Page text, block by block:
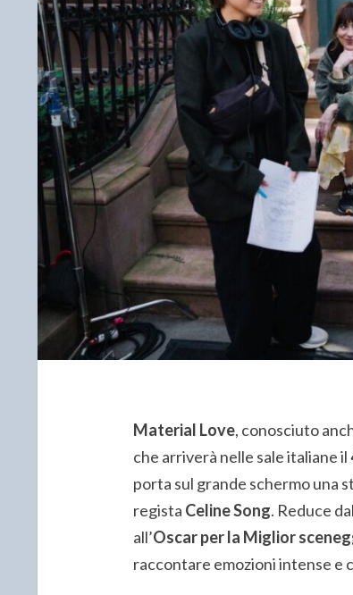
Material Love, conosciuto
che arriverà nelle sale italiane il
porta sul grande schermo una
regista Celine Song. Reduce
all’Oscar per la Miglior
raccontare emozioni intense e